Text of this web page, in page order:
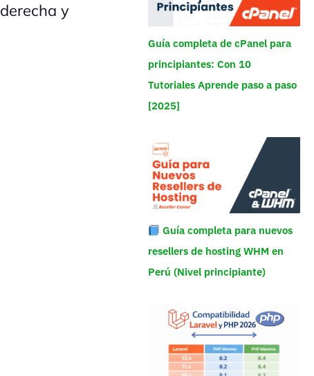
y
Guía completa de cPanel para
principiantes: Con 10
Tutoriales Aprende paso a paso
[2025]
Guía completa para nuevos
resellers de hosting WHM en
Perú (Nivel principiante)